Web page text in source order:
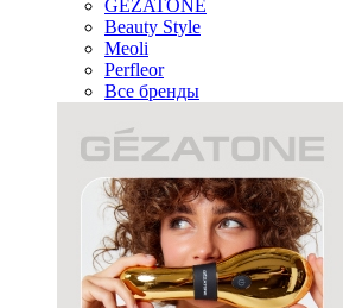
GEZATONE
Beauty Style
Meoli
Perfleor
Все бренды